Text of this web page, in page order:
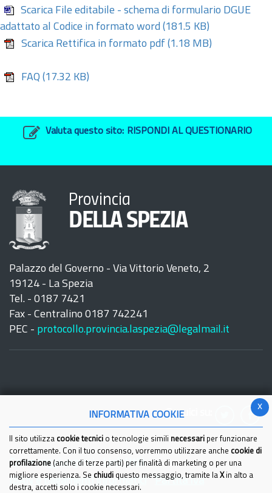
Scarica File editabile - schema di formulario DGUE
adattato al Codice in formato word (181.5 KB)
Scarica Rettifica in formato pdf (1.18 MB)
FAQ (17.32 KB)
Valuta questo sito: RISPONDI AL QUESTIONARIO
Provincia
DELLA SPEZIA
Palazzo del Governo - Via Vittorio Veneto, 2
19124 - La Spezia
Tel. - 0187 7421
Fax - Centralino 0187 742241
PEC - protocollo.provincia.laspezia@legalmail.it
Seguici su:
Come raggiungerci
Link Utili
IBAN e pagamenti informatici
Partita Iva
x
INFORMATIVA COOKIE
Il sito utilizza cookie tecnici o tecnologie simili necessari per funzionare
correttamente. Con il tuo consenso, vorremmo utilizzare anche cookie di
profilazione (anche di terze parti) per finalità di marketing o per una
migliore esperienza. Se chiudi questo messaggio, tramite la Xin alto a
destra, accetti solo i cookie necessari.